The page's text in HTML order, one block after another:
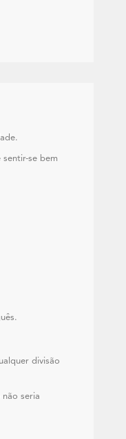
se bem
divisão
seria